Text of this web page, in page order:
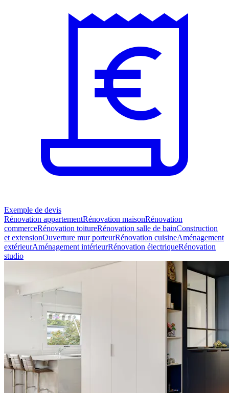
Exemple de devis
Rénovation appartementRénovation maisonRénovation
commerceRénovation toitureRénovation salle de bainConstruction
et extensionOuverture mur porteurRénovation cuisineAménagement
extérieurAménagement intérieurRénovation électriqueRénovation
studio